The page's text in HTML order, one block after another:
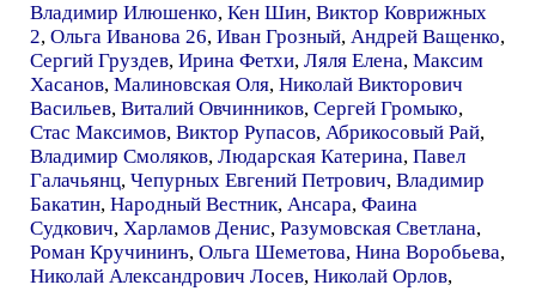
Владимир Илюшенко, Кен Шин, Виктор Коврижных
2, Ольга Иванова 26, Иван Грозный, Андрей Ващенко,
Сергий Груздев, Ирина Фетхи, Ляля Елена, Максим
Хасанов, Малиновская Оля, Николай Викторович
Васильев, Виталий Овчинников, Сергей Громыко,
Стас Максимов, Виктор Рупасов, Абрикосовый Рай,
Владимир Смоляков, Людарская Катерина, Павел
Галачьянц, Чепурных Евгений Петрович, Владимир
Бакатин, Народный Вестник, Ансара, Фаина
Судкович, Харламов Денис, Разумовская Светлана,
Роман Кручининъ, Ольга Шеметова, Нина Воробьева,
Николай Александрович Лосев, Николай Орлов,